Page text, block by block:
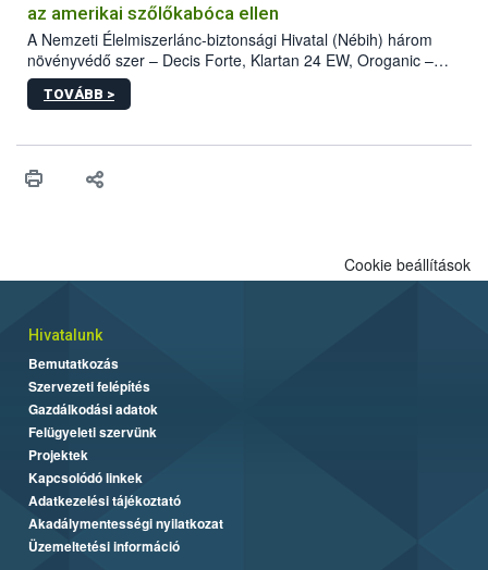
az amerikai szőlőkabóca ellen
A Nemzeti Élelmiszerlánc-biztonsági Hivatal (Nébih) három
növényvédő szer – Decis Forte, Klartan 24 EW, Oroganic –
engedélyokiratát módosította, így azok a szüretet követően,
egészen a vesszőérettség (BBCH 91) stádiumáig
érésű szőlőkben is legyen lehetőség a károsító elleni további
felhasználók számára is elérhető és ökológiai termesztésben is
TOVÁBB >
Cookie beállítások
Hivatalunk
Bemutatkozás
Szervezeti felépítés
Gazdálkodási adatok
Felügyeleti szervünk
Projektek
Kapcsolódó linkek
Adatkezelési tájékoztató
Akadálymentességi nyilatkozat
Üzemeltetési információ